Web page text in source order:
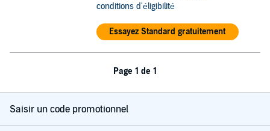
conditions d'éligibilité
Essayez Standard gratuitement
Page 1 de 1
Saisir un code promotionnel